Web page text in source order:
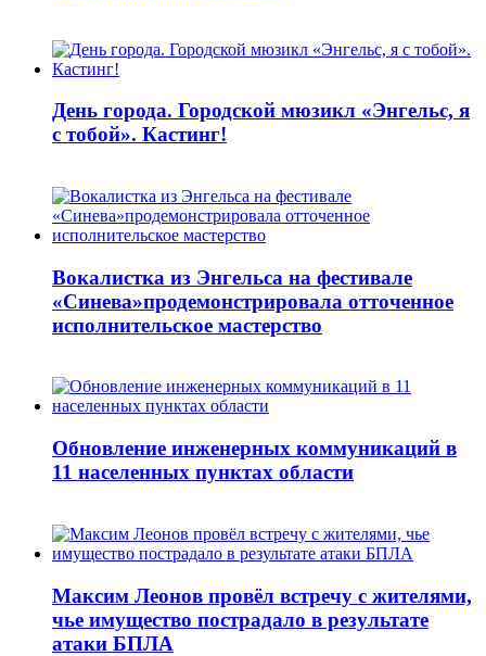
День города. Городской мюзикл «Энгельс, я
с тобой». Кастинг!
Вокалистка из Энгельса на фестивале
«Синева»продемонстрировала отточенное
исполнительское мастерство
Обновление инженерных коммуникаций в
11 населенных пунктах области
Максим Леонов провёл встречу с жителями,
чье имущество пострадало в результате
атаки БПЛА